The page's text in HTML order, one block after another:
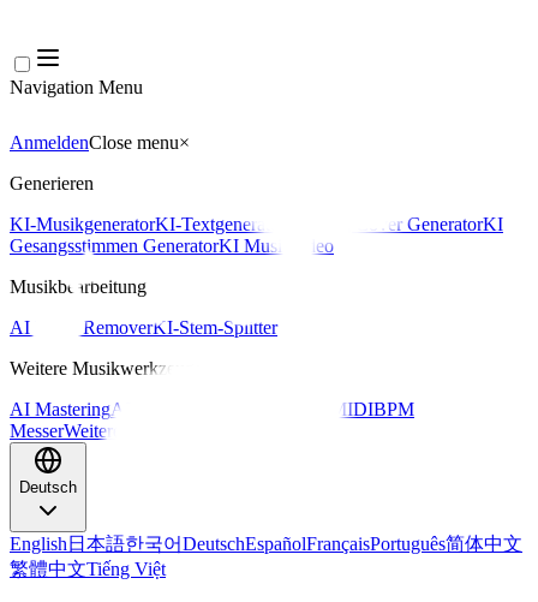
Navigation Menu
AnmeldenClose menu×
Generieren
KI-MusikgeneratorKI-Textgenerator KI Song Cover GeneratorKI
Gesangsstimmen GeneratorKI Musikvideo
Musikbearbeitung
AI Vocal RemoverKI-Stem-Splitter
Weitere Musikwerkzeuge
AI MasteringAI MIDI Editor AI Audio zu MIDIBPM
MesserWeitere Tools
Deutsch
English 日本語한국어DeutschEspañolFrançaisPortuguês简体中文
繁體中文Tiếng Việt